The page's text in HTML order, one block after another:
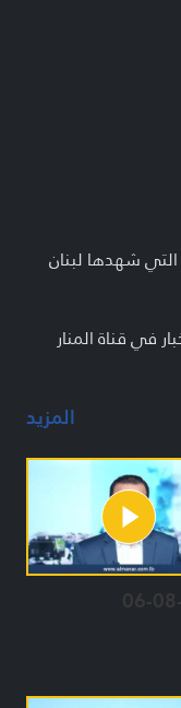
التي شهدها لبنان
في قناة المنار
المزيد
06-